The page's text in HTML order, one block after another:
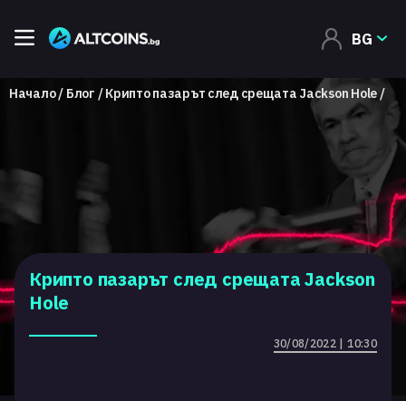
BG
Начало Блог Крипто пазарът след срещата Jackson Hole
Крипто пазарът след срещата Jackson
Hole
30/08/2022 | 10:30